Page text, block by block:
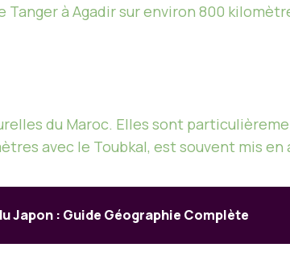
à Agadir sur environ 800
du Maroc. Elles sont
avec le Toubkal, est souvent mis en
Japon : Guide Géographie Complète